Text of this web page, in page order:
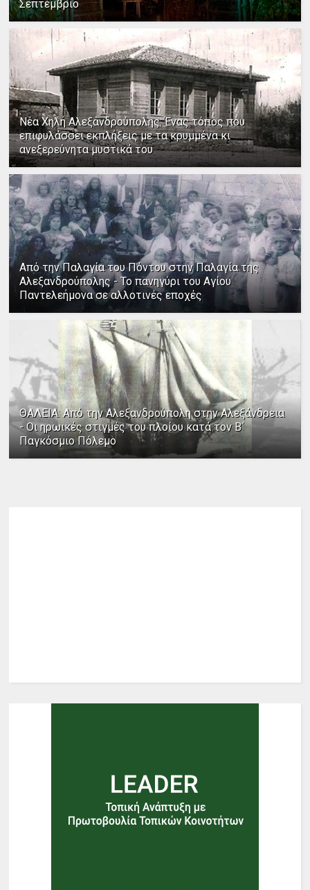
Σεπτέμβριο
Νέα Χηλή Αλεξανδρούπολης: Ένας τόπος που
επιφυλάσσει εκπλήξεις με τα κρυμμένα κι
ανεξερεύνητα μυστικά του
Από την Παλαγία του Πόντου στην Παλαγία της
Αλεξανδρούπολης - Το πανηγύρι του Αγίου
Παντελεήμονα σε αλλοτινές εποχές
ΘΑΛΕΙΑ: Από την Αλεξανδρούπολη στην Αλεξάνδρεια
- Οι ηρωικές στιγμές του πλοίου κατά τον Β΄
Παγκόσμιο Πόλεμο